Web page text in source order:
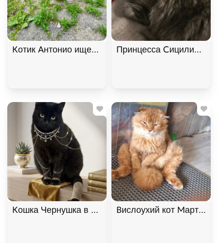
Котик Антонио ищет дом. В дар!, Голубой,
Принцесса Сицилия
Кошка Чернушка в самые добрые руки, Черный,
Вислоухий кот Мартин,